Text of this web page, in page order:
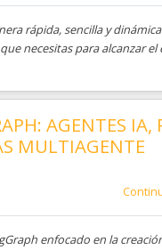
rápida, sencilla y
necesitas para alcanzar
AGENTES IA,
MULTIAGENTE
enfocado en la